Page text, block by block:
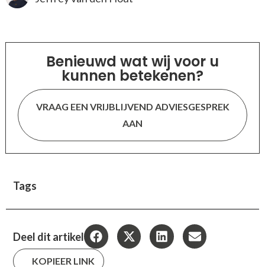
Benieuwd wat wij voor u
kunnen betekenen?
VRAAG EEN VRIJBLIJVEND ADVIESGESPREK
AAN
Tags
Deel dit artikel
KOPIEER LINK